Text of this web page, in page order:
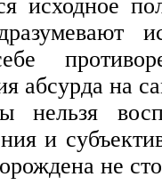
исходное
абсурда на
нельзя
и
не